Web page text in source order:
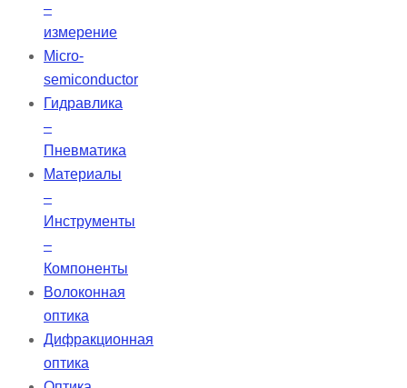
–
измерение
Micro-
semiconductor
Гидравлика
–
Пневматика
Материалы
–
Инструменты
–
Компоненты
Волоконная
оптика
Дифракционная
оптика